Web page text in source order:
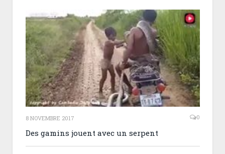
8 NOVEMBRE 2017 0
Des gamins jouent avec un serpent